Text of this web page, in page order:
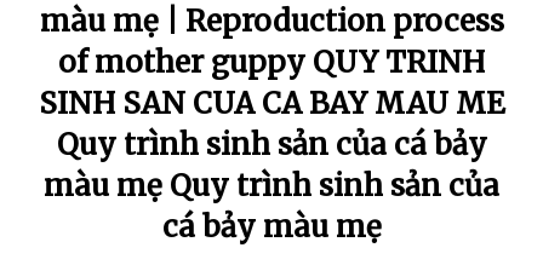
màu mẹ | Reproduction process
of mother guppy QUY TRINH
SINH SAN CUA CA BAY MAU ME
Quy trình sinh sản của cá bảy
màu mẹ Quy trình sinh sản của
cá bảy màu mẹ